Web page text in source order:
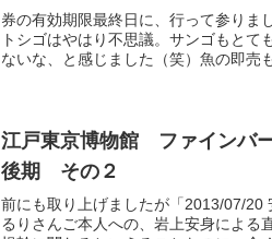
券の有効期限最終日に、行って参りま
トシゴはやはり不思議。サンゴもと
ないな、と感じました（笑）魚の即売
江戸東京博物館 ファインバ
後期 その２
前にも取り上げましたが「2013/07/20
るりさんご本人への、岩上安身による